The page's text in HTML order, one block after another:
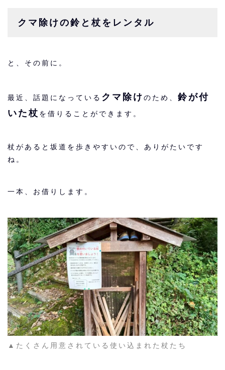
クマ除けの鈴と杖をレンタル
と、その前に。
最近、話題になっている クマ除けのため、 鈴が付
いた杖 を借りることができます。
杖があると坂道を歩きやすいので、ありがたいです
ね。
一本、お借りします。
▲たくさん用意されている使い込まれた杖たち